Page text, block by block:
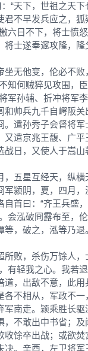
“天下，世祖之天下
不早发兵应之，狐
六日不下，将士愤
士遂奉邃攻隆，
无他变，伦必不败
何贼猝见攻围，
军孙辅、折冲将军
帅兵九千自崿阪关
遣孙秀子会督将
遣京兆王馥、广
日，又使人于嵩山
五星互经天，纵横
颍阴，夏，四月，
首曰：“齐王兵盛
会泓破冏露布至，
，破之，泓等乃退
败，杀伤万馀人，
有轻我之心。我若
，出敌不意，此用
不相从，军政不
南走。颖乘胜长驱
不敢出中书省；及
馀卒出战；或欲焚
。辛酉，左卫将军